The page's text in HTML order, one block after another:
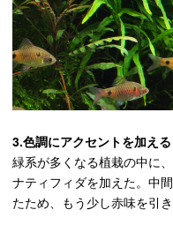
3.色調にアクセントを加える
緑系が多くなる植栽の中に
ナティフィダを加えた。中
たため、もう少し赤味を引き